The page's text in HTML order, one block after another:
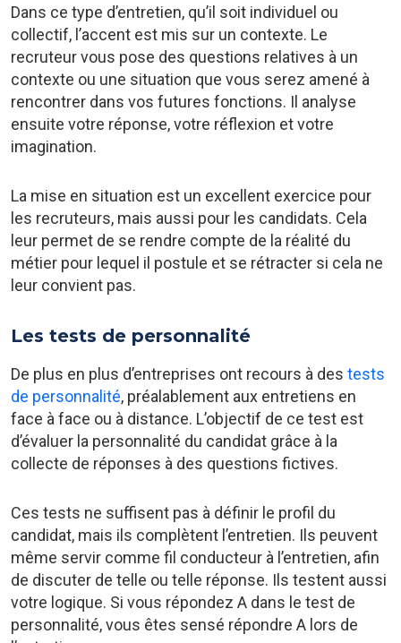
Dans ce type d’entretien, qu’il soit individuel ou
collectif, l’accent est mis sur un contexte. Le
recruteur vous pose des questions relatives à un
contexte ou une situation que vous serez amené à
rencontrer dans vos futures fonctions. Il analyse
ensuite votre réponse, votre réflexion et votre
imagination.
La mise en situation est un excellent exercice pour
les recruteurs, mais aussi pour les candidats. Cela
leur permet de se rendre compte de la réalité du
métier pour lequel il postule et se rétracter si cela ne
leur convient pas.
Les tests de personnalité
De plus en plus d’entreprises ont recours à des tests
de personnalité, préalablement aux entretiens en
face à face ou à distance. L’objectif de ce test est
d’évaluer la personnalité du candidat grâce à la
collecte de réponses à des questions fictives.
Ces tests ne suffisent pas à définir le profil du
candidat, mais ils complètent l’entretien. Ils peuvent
même servir comme fil conducteur à l’entretien, afin
de discuter de telle ou telle réponse. Ils testent aussi
votre logique. Si vous répondez A dans le test de
personnalité, vous êtes sensé répondre A lors de